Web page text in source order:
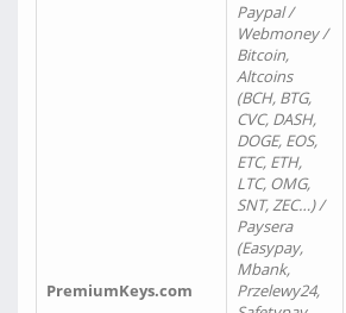
PremiumKeys.com
Paypal /
Webmoney /
Bitcoin,
Altcoins
(BCH, BTG,
CVC, DASH,
DOGE, EOS,
ETC, ETH,
LTC, OMG,
SNT, ZEC…) /
Paysera
(Easypay,
Mbank,
Przelewy24,